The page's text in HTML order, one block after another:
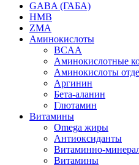
GABA (ГАБА)
HMB
ZMA
Аминокислоты
BCAA
Аминокислотные
Аминокислоты
Аргинин
Бета-аланин
Глютамин
Витамины
Omega жиры
Антиоксиданты
Витаминно-
Витамины